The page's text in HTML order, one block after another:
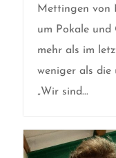
Mettingen von
um Pokale und
mehr als im
weniger als die
„Wir sind...